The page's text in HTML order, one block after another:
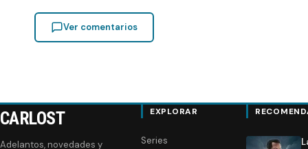
Ver comentarios
CARLOST
Adelantos, novedades y
EXPLORAR
Series